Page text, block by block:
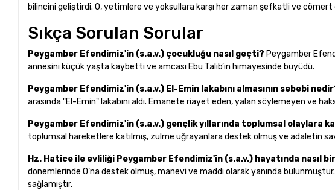
bilincini geliştirdi. O, yetimlere ve yoksullara karşı her zaman şefkatli ve cömert
Sıkça Sorulan Sorular
Peygamber Efendimiz'in (s.a.v.) çocukluğu nasıl geçti? Peygamber
annesini küçük yaşta kaybetti ve amcası Ebu Talib’in himayesinde büyüdü.
Peygamber Efendimiz'in (s.a.v.) El-Emin lakabını almasının sebebi
arasında "El-Emin" lakabını aldı. Emanete riayet eden, yalan söylemeyen ve
Peygamber Efendimiz'in (s.a.v.) gençlik yıllarında toplumsal olaylara
toplumsal hareketlere katılmış, zulme uğrayanlara destek olmuş ve adaletin
Hz. Hatice ile evliliği Peygamber Efendimiz'in (s.a.v.) hayatında nasıl
dönemlerinde O’na destek olmuş, manevi ve maddi olarak yanında
sağlamıştır.